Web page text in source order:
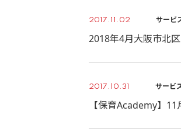
2017.11.02 サービ
2018年4月大阪市北
2017.10.31 サービ
【保育Academy】